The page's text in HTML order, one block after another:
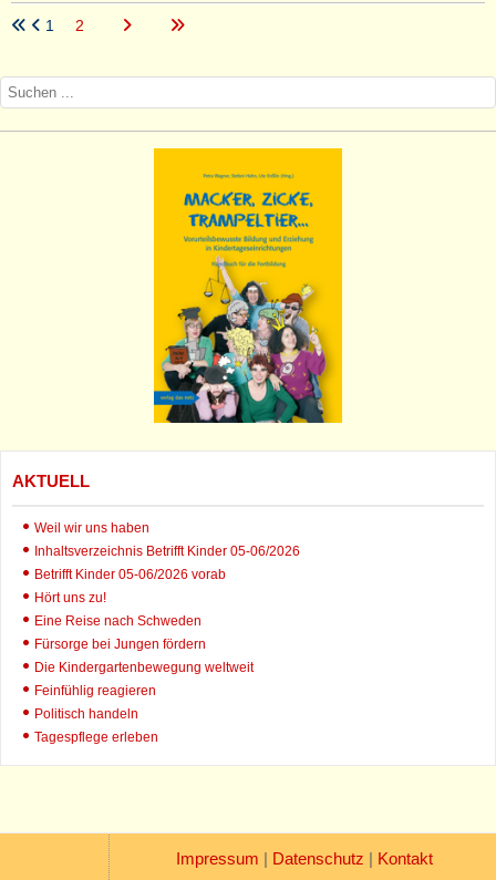
1 2
AKTUELL
Weil wir uns haben
Inhaltsverzeichnis Betrifft Kinder 05-06/2026
Betrifft Kinder 05-06/2026 vorab
Hört uns zu!
Eine Reise nach Schweden
Fürsorge bei Jungen fördern
Die Kindergartenbewegung weltweit
Feinfühlig reagieren
Politisch handeln
Tagespflege erleben
Impressum | Datenschutz | Kontakt